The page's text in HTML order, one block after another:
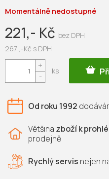
221,- Kč
267 ,-Kč s DPH
Měrná
Momentálně nedostupné
Od roku 1992
Většina zboží k
prodejně
Rychlý servis nejen